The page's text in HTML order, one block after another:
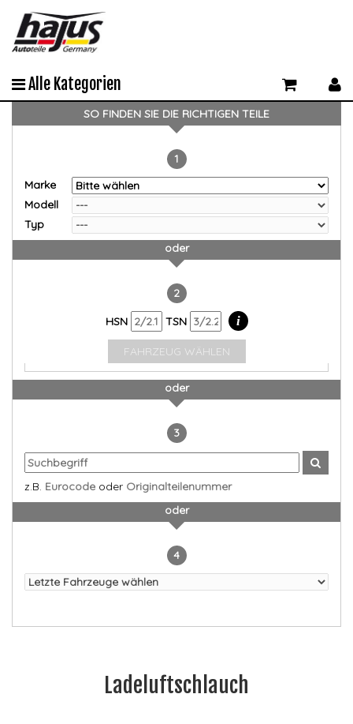
Alle Kategorien
SO FINDEN SIE DIE RICHTIGEN TEILE
1
Marke
Modell
Typ
oder
2
HSN
TSN i
FAHRZEUG WÄHLEN
oder
3
z.B. Eurocode oder Originalteilenummer
oder
4
Ladeluftschlauch